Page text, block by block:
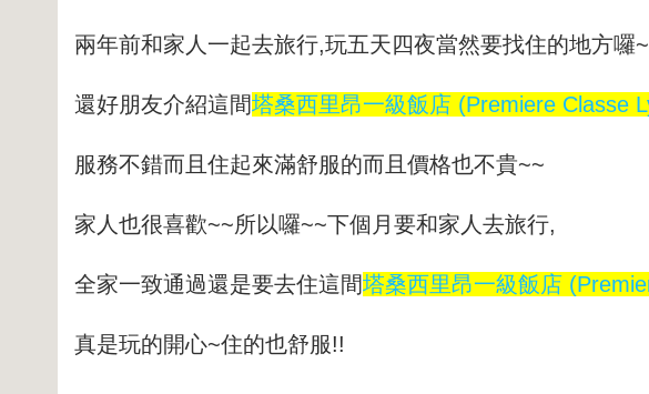
兩年前和家人一起去旅行,玩五天四夜當然要找住的地方囉
還好朋友介紹這間塔桑西里昂一級飯店 (Premiere Classe
服務不錯而且住起來滿舒服的而且價格也不貴~~
家人也很喜歡~~所以囉~~下個月要和家人去旅行,
全家一致通過還是要去住這間塔桑西里昂一級飯店
真是玩的開心~住的也舒服!!